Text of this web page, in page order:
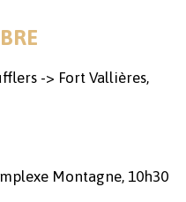
-> Fort Vallières,
Montagne, 10h30